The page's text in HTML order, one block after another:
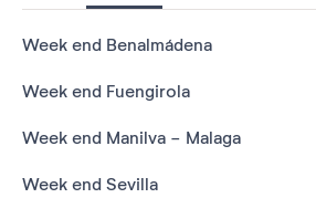
Week end Benalmádena
Week end Fuengirola
Week end Manilva - Malaga
Week end Sevilla